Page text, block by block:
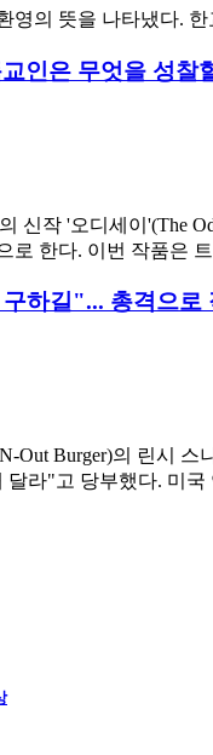
영의 뜻을 나타냈다.
인은 무엇을 성찰
신작 '오디세이'(The
로 한다. 이번 작품은
하길"... 총격으로
Out Burger)의 린시
달라"고 당부했다. 미